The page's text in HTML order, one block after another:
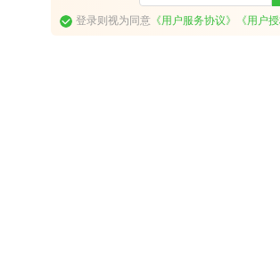
登录则视为同意《用户服务协议》 《用户